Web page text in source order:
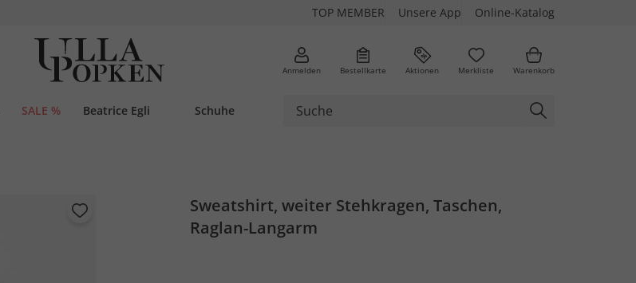
TOP MEMBER Unsere App Online-Katalog
Anmelden Bestellkarte Aktionen Merkliste Warenkorb
SALE % Beatrice Egli Schuhe
Sweatshirt, weiter Stehkragen, Taschen,
Raglan-Langarm